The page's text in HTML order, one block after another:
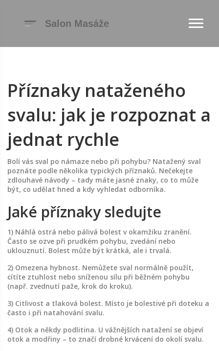
Příznaky nataženého
svalu: jak je rozpoznat a
jednat rychle
Bolí vás sval po námaze nebo při pohybu? Natažený sval
poznáte podle několika typických příznaků. Nečekejte
zdlouhavé návody – tady máte jasné znaky, co to může
být, co udělat hned a kdy vyhledat odborníka.
Jaké příznaky sledujte
1) Náhlá ostrá nebo pálivá bolest v okamžiku zranění.
Často se ozve při prudkém pohybu, zvedání nebo
uklouznutí. Bolest může být krátká, ale i trvalá.
2) Omezena hybnost. Nemůžete sval normálně použít,
cítíte ztuhlost nebo sníženou sílu při běžném pohybu
(např. zvednutí paže, krok do kroku).
3) Citlivost a tlaková bolest. Místo je bolestivé při doteku a
často i při natahování svalu.
4) Otok a někdy podlitina. U vážnějších natažení se objeví
otok a modřiny – to značí drobné krvácení do okolí svalu.